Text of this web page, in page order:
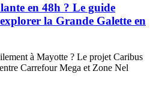
en 48h ? Le guide
la Grande Galette en